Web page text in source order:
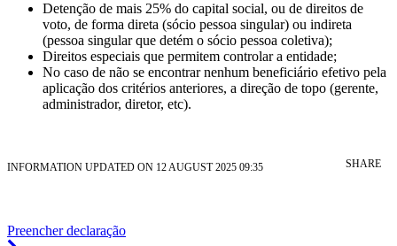
Detenção de mais 25% do capital social, ou de direitos de
voto, de forma direta (sócio pessoa singular) ou indireta
(pessoa singular que detém o sócio pessoa coletiva);
Direitos especiais que permitem controlar a entidade;
No caso de não se encontrar nenhum beneficiário efetivo pela
aplicação dos critérios anteriores, a direção de topo (gerente,
administrador, diretor, etc).
INFORMATION UPDATED ON 12 AUGUST 2025 09:35 SHARE
Preencher declaração